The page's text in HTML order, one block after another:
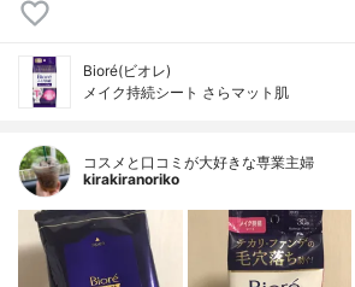
Bioré(ビオレ)
メイク持続シート さらマット肌
コスメと口コミが大好きな専業主婦
kirakiranoriko